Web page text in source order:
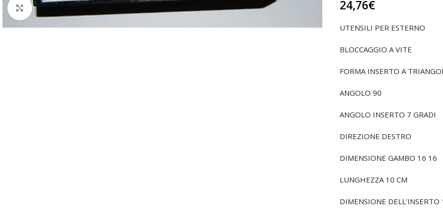
Click to enlarge 24,76€
UTENSILI PER ESTERNO
BLOCCAGGIO A VITE
FORMA INSERTO A
ANGOLO 90
ANGOLO INSERTO 7 GRADI
DIREZIONE DESTRO
DIMENSIONE GAMBO 16 16
LUNGHEZZA 10 CM
DIMENSIONE DELL’INSERTO